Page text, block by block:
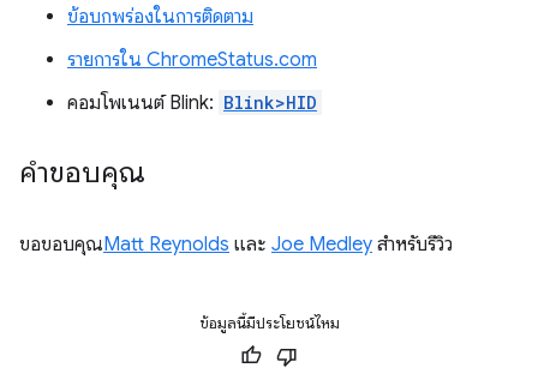
ข้อบกพร่องในการติดตาม
รายการใน ChromeStatus.com
คอมโพเนนต์ Blink: Blink>HID
คำขอบคุณ
ขอขอบคุณMatt Reynolds และ Joe Medley สำหรับรีวิว
ข้อมูลนี้มีประโยชน์ไหม